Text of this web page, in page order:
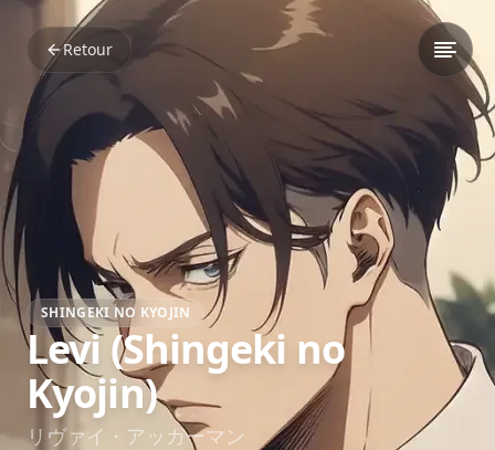
Retour
SHINGEKI NO KYOJIN
Levi (Shingeki no
Kyojin)
リヴァイ・アッカーマン